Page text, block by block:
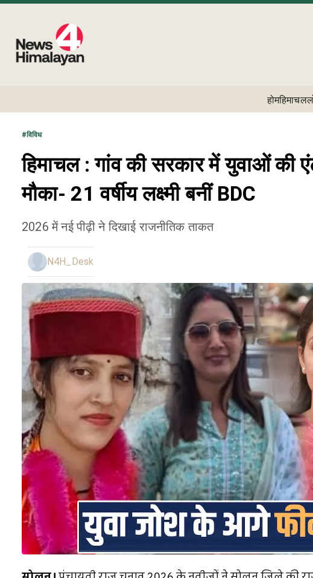
होमहिमाचल
#विविध
हिमाचल : गांव की सरकार में युवाओं की
मौका- 21 वर्षीय लक्ष्मी बनीं BDC
2026 में नई पीढ़ी ने दिखाई राजनीतिक ताकत
N4H_Desk